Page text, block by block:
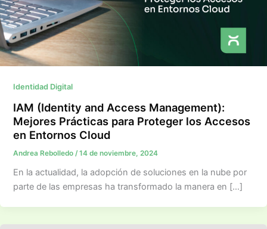
Identidad Digital
IAM (Identity and Access Management):
Mejores Prácticas para Proteger los Accesos
en Entornos Cloud
Andrea Rebolledo /14 de noviembre, 2024
En la actualidad, la adopción de soluciones en la nube por
parte de las empresas ha transformado la manera en […]